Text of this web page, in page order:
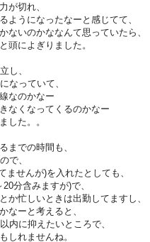
が切れ、
ようになったなーと感じてて、
ないのかななんて思っていたら、
頭によぎりました。
し、
なっていて、
なのかなー
なくなってくるのかなー
した。。
までの時間も、
で、
ませんが)を入れたとしても、
分含みますが)で、
か忙しいときは出勤してますし、
なーと考えると、
内に抑えたいところで、
しれませんね。